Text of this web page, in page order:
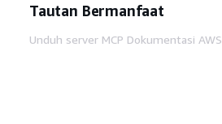
Tautan Bermanfaat
Unduh server MCP Dokumentasi AWS